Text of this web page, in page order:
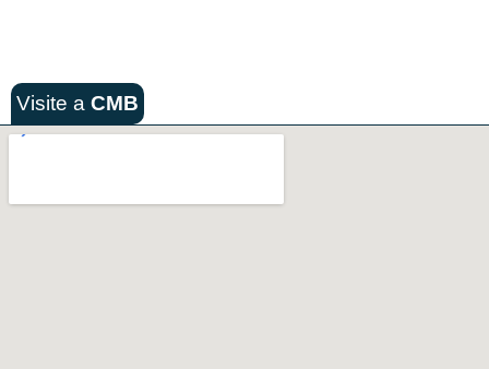
Visite a CMB